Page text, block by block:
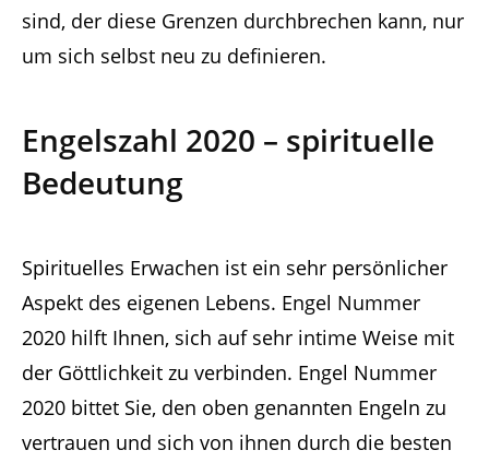
sind, der diese Grenzen durchbrechen kann, nur
um sich selbst neu zu definieren.
Engelszahl 2020 – spirituelle
Bedeutung
Spirituelles Erwachen ist ein sehr persönlicher
Aspekt des eigenen Lebens. Engel Nummer
2020 hilft Ihnen, sich auf sehr intime Weise mit
der Göttlichkeit zu verbinden. Engel Nummer
2020 bittet Sie, den oben genannten Engeln zu
vertrauen und sich von ihnen durch die besten